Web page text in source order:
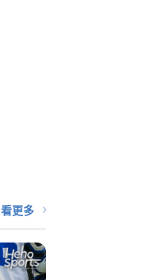
看更多